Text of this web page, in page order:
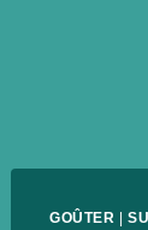
GOÛTER |